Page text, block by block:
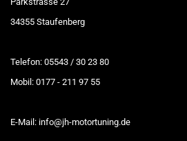
34355 Staufenberg
Telefon: 05543 / 30 23 80
Mobil: 0177 - 211 97 55
E-Mail: info@jh-motortuning.de